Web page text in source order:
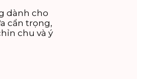
dành cho
cẩn trọng,
chu và ý